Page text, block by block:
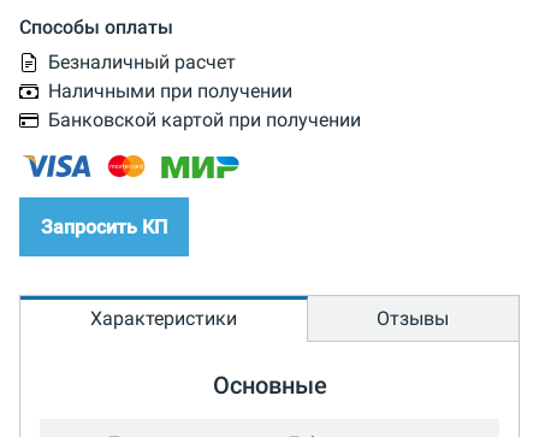
Способы оплаты
Безналичный расчет
Наличными при получении
Банковской картой при получении
Запросить КП
Характеристики Отзывы
Основные